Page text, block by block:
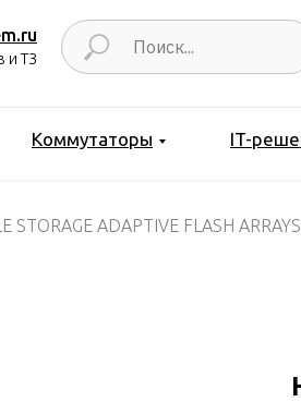
и ТЗ
Коммутаторы IT-
STORAGE ADAPTIVE FLASH